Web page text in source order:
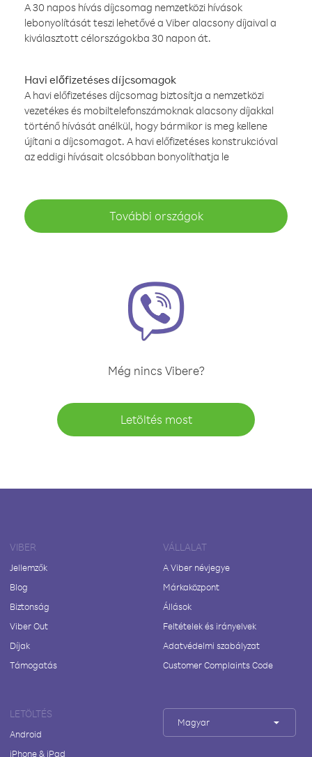
A 30 napos hívás díjcsomag nemzetközi hívások
lebonyolítását teszi lehetővé a Viber alacsony díjaival a
kiválasztott célországokba 30 napon át.
Havi előfizetéses díjcsomagok
A havi előfizetéses díjcsomag biztosítja a nemzetközi
vezetékes és mobiltelefonszámoknak alacsony díjakkal
történő hívását anélkül, hogy bármikor is meg kellene
újítani a díjcsomagot. A havi előfizetéses konstrukcióval
az eddigi hívásait olcsóbban bonyolíthatja le
További országok
Még nincs Vibere?
Letöltés most
VIBER
Jellemzők
Blog
Biztonság
Viber Out
Díjak
Támogatás
VÁLLALAT
A Viber névjegye
Márkaközpont
Állások
Feltételek és irányelvek
Adatvédelmi szabályzat
Customer Complaints Code
LETÖLTÉS
Android
iPhone & iPad
Magyar